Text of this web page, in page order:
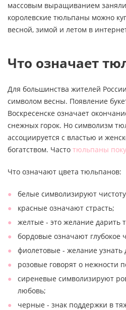
массовым выращиванием
королевские тюльпаны можно
весной, зимой и летом в
Что означает
Для большинства жителей
символом весны. Появление
Воскресенске означает
снежных горок. Но символизм
ассоциируется с властью и
богатством. Часто тюльпаны
Что означают цвета тюльпанов:
белые символизируют
красные означают страсть;
желтые - это желание дарить
бордовые означают глубокое
фиолетовые - желание узнать
розовые говорят о нежности
сиреневые символизируют
любовь;
черные - знак поддержки в